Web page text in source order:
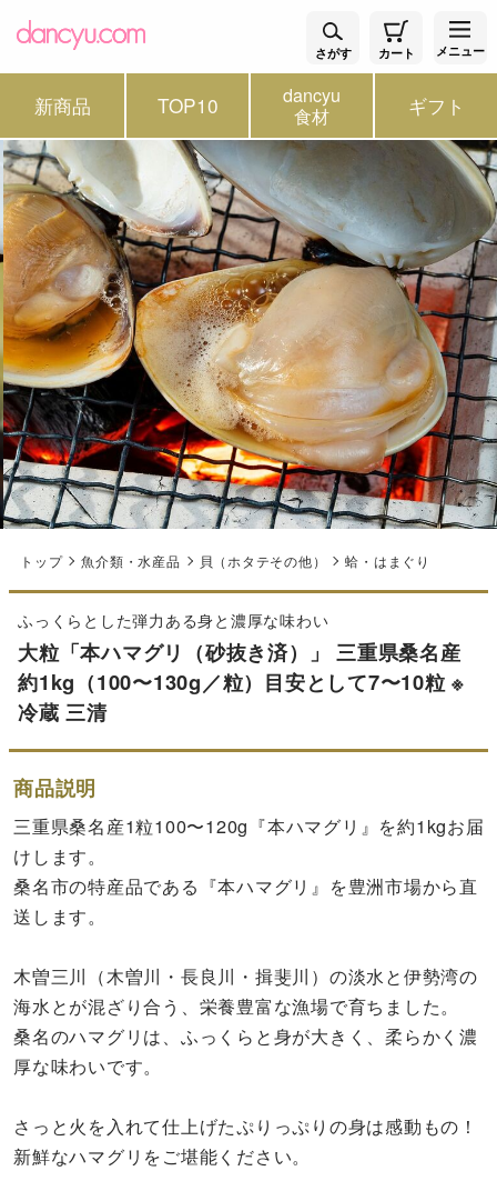
さがす カート メニュー
新商品 TOP10 dancyu
食材 ギフト
トップ 魚介類・水産品 貝（ホタテその他） 蛤・はまぐり
ふっくらとした弾力ある身と濃厚な味わい
大粒「本ハマグリ（砂抜き済）」 三重県桑名産
約1kg（100〜130g／粒）目安として7〜10粒 ※
冷蔵 三清
商品説明
三重県桑名産1粒100〜120g『本ハマグリ』を約1kgお届
けします。
桑名市の特産品である『本ハマグリ』を豊洲市場から直
送します。
木曽三川（木曽川・長良川・揖斐川）の淡水と伊勢湾の
海水とが混ざり合う、栄養豊富な漁場で育ちました。
桑名のハマグリは、ふっくらと身が大きく、柔らかく濃
厚な味わいです。
さっと火を入れて仕上げたぷりっぷりの身は感動もの！
新鮮なハマグリをご堪能ください。